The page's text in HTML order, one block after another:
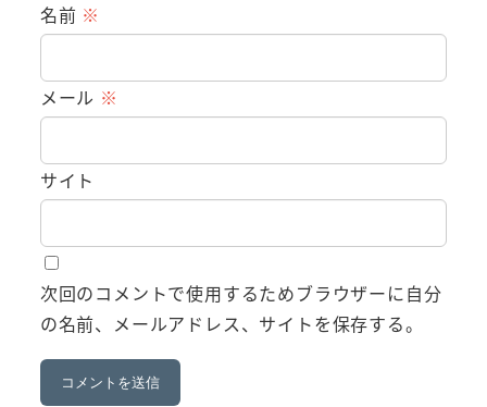
名前 ※
メール ※
サイト
次回のコメントで使用するためブラウザーに自分
の名前、メールアドレス、サイトを保存する。